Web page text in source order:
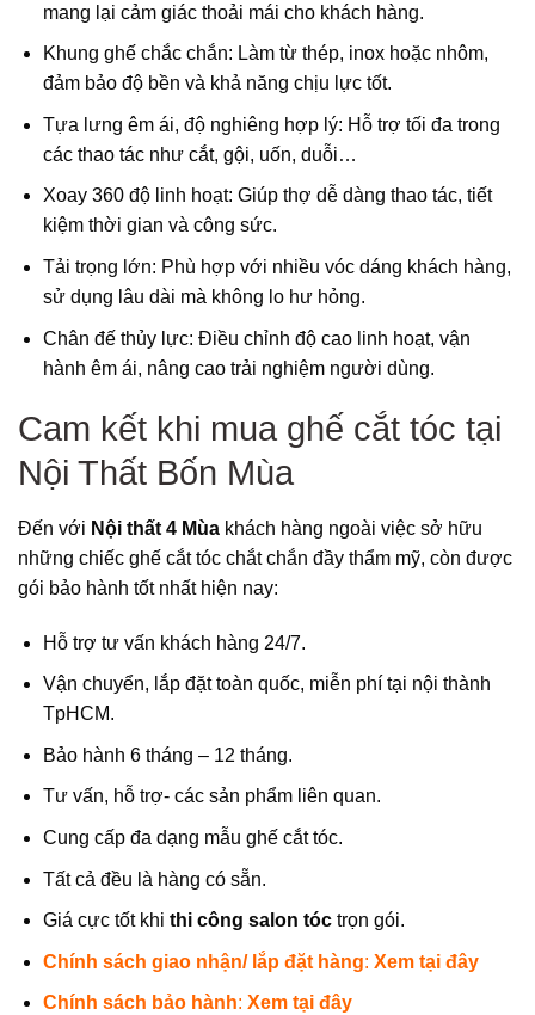
mang lại cảm giác thoải mái cho khách hàng.
Khung ghế chắc chắn: Làm từ thép, inox hoặc nhôm,
đảm bảo độ bền và khả năng chịu lực tốt.
Tựa lưng êm ái, độ nghiêng hợp lý: Hỗ trợ tối đa trong
các thao tác như cắt, gội, uốn, duỗi…
Xoay 360 độ linh hoạt: Giúp thợ dễ dàng thao tác, tiết
kiệm thời gian và công sức.
Tải trọng lớn: Phù hợp với nhiều vóc dáng khách hàng,
sử dụng lâu dài mà không lo hư hỏng.
Chân đế thủy lực: Điều chỉnh độ cao linh hoạt, vận
hành êm ái, nâng cao trải nghiệm người dùng.
Cam kết khi mua ghế cắt tóc tại
Nội Thất Bốn Mùa
Đến với Nội thất 4 Mùa khách hàng ngoài việc sở hữu
những chiếc ghế cắt tóc chắt chắn đầy thẩm mỹ, còn được
gói bảo hành tốt nhất hiện nay:
Hỗ trợ tư vấn khách hàng 24/7.
Vận chuyển, lắp đặt toàn quốc, miễn phí tại nội thành
TpHCM.
Bảo hành 6 tháng – 12 tháng.
Tư vấn, hỗ trợ- các sản phẩm liên quan.
Cung cấp đa dạng mẫu ghế cắt tóc.
Tất cả đều là hàng có sẵn.
Giá cực tốt khi thi công salon tóctrọn gói.
Chính sách giao nhận/ lắp đặt hàng: Xem tại đây
Chính sách bảo hành: Xem tại đây